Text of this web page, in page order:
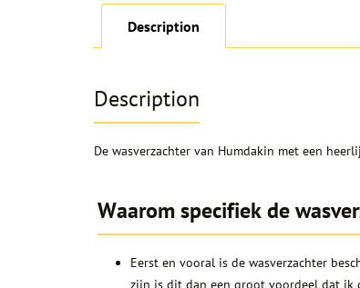
Description
Description
De wasverzachter van Humdakin met een
Waarom specifiek de
Eerst en vooral is de wasverzachter
zijn is dit dan een groot voordeel dat ik